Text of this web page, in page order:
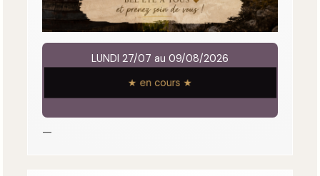
LUNDI 27/07 au 09/08/2026
★ en cours ★
—